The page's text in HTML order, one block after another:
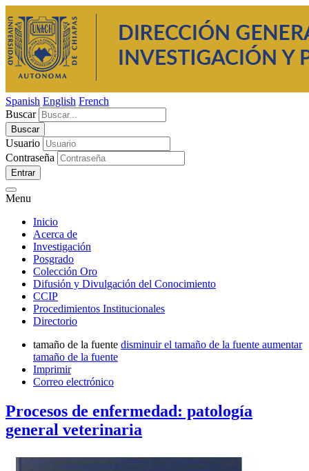
Spanish English French
Buscar
Usuario
Contraseña
Entrar
Menu
Inicio
Acerca de
Investigación
Posgrado
Colección Oro
Difusión y Divulgación del Conocimiento
CCIP
Procedimientos Institucionales
Directorio
tamaño de la fuente disminuir el tamaño de la fuente aumentar
tamaño de la fuente
Imprimir
Correo electrónico
Procesos de enfermedad: patología
general veterinaria